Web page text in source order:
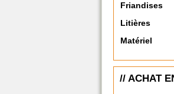
Friandises
Litières
Matériel
// ACHAT